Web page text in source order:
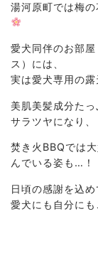
湯河原町では梅
愛犬同伴のお部
ス）には、
実は愛犬専用の
美肌美髪成分た
サラツヤになり
焚き火BBQでは
んでいる姿も…！
日頃の感謝を込
愛犬にも自分にも